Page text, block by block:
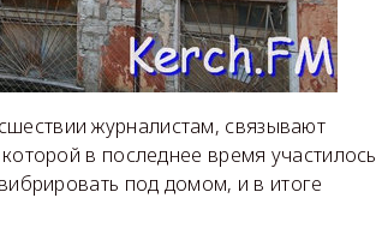
журналистам, связывают
в последнее время участилось
под домом, и в итоге